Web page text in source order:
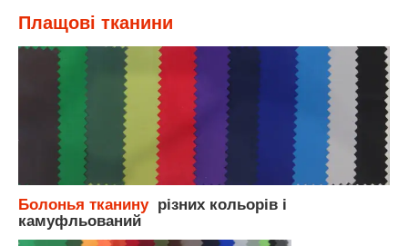
Плащові тканини
Болонья тканину різних кольорів і
камуфльований